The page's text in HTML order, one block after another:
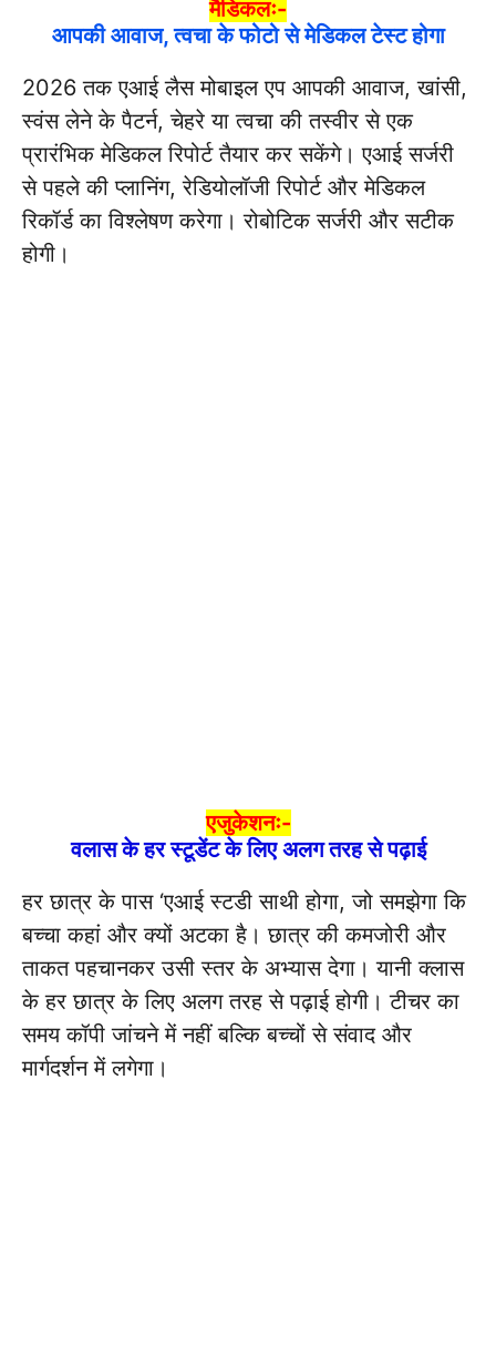
मैडिकलः-
आपकी आवाज, त्वचा के फोटो से मेडिकल टेस्ट होगा
2026 तक एआई लैस मोबाइल एप आपकी आवाज, खांसी,
स्वंस लेने के पैटर्न, चेहरे या त्वचा की तस्वीर से एक
प्रारंभिक मेडिकल रिपोर्ट तैयार कर सकेंगे। एआई सर्जरी
से पहले की प्लानिंग, रेडियोलॉजी रिपोर्ट और मेडिकल
रिकॉर्ड का विश्लेषण करेगा। रोबोटिक सर्जरी और सटीक
होगी।
एजुकेशनः-
वलास के हर स्टूडेंट के लिए अलग तरह से पढ़ाई
हर छात्र के पास ‘एआई स्टडी साथी होगा, जो समझेगा कि
बच्चा कहां और क्यों अटका है। छात्र की कमजोरी और
ताकत पहचानकर उसी स्तर के अभ्यास देगा। यानी क्लास
के हर छात्र के लिए अलग तरह से पढ़ाई होगी। टीचर का
समय कॉपी जांचने में नहीं बल्कि बच्चों से संवाद और
मार्गदर्शन में लगेगा।